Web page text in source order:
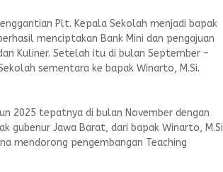
Plt. Kepala Sekolah menjadi bapak
menciptakan Bank Mini dan pengajuan
Kuliner. Setelah itu di bulan September –
sementara ke bapak Winarto, M.Si.
2025 tepatnya di bulan November dengan
gubenur Jawa Barat, dari bapak Winarto, M.Si
mendorong pengembangan Teaching